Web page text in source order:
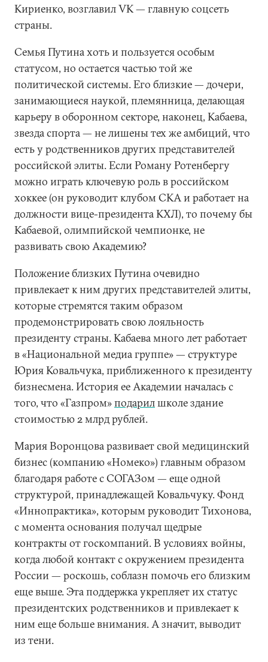
Кириенко, возглавил VK — главную соцсеть
страны.
Семья Путина хоть и пользуется особым
статусом, но остается частью той же
политической системы. Его близкие — дочери,
занимающиеся наукой, племянница, делающая
карьеру в оборонном секторе, наконец, Кабаева,
звезда спорта — не лишены тех же амбиций, что
есть у родственников других представителей
российской элиты. Если Роману Ротенбергу
можно играть ключевую роль в российском
хоккее (он руководит клубом СКА и работает на
должности вице-президента КХЛ), то почему бы
Кабаевой, олимпийской чемпионке, не
развивать свою Академию?
Положение близких Путина очевидно
привлекает к ним других представителей элиты,
которые стремятся таким образом
продемонстрировать свою лояльность
президенту страны. Кабаева много лет работает
в «Национальной медиа группе» — структуре
Юрия Ковальчука, приближенного к президенту
бизнесмена. История ее Академии началась с
того, что «Газпром»подарилшколе здание
стоимостью 2 млрд рублей.
Мария Воронцова развивает свой медицинский
бизнес (компанию «Номеко») главным образом
благодаря работе с СОГАЗом — еще одной
структурой, принадлежащей Ковальчуку. Фонд
«Иннопрактика», которым руководит Тихонова,
с момента основания получал щедрые
контракты от госкомпаний. В условиях войны,
когда любой контакт с окружением президента
России — роскошь, соблазн помочь его близким
еще выше. Эта поддержка укрепляет их статус
президентских родственников и привлекает к
ним еще больше внимания. А значит, выводит
из тени.